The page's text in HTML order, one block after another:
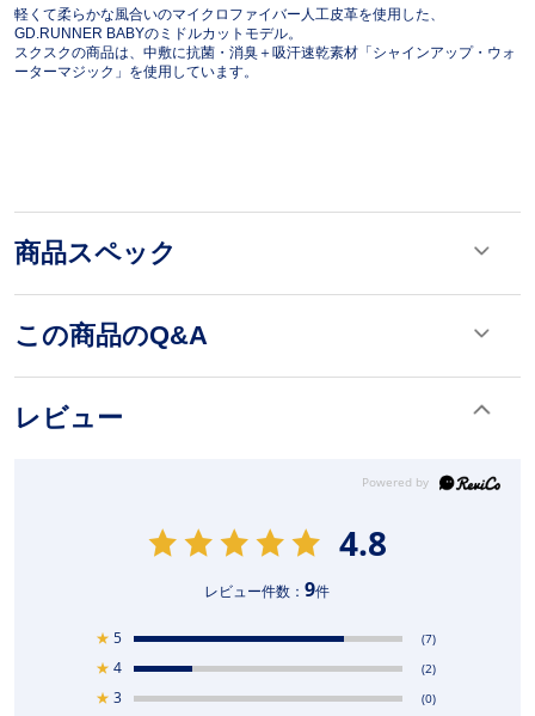
軽くて柔らかな風合いのマイクロファイバー人工皮革を使用した、
GD.RUNNER BABYのミドルカットモデル。
スクスクの商品は、中敷に抗菌・消臭＋吸汗速乾素材「シャインアップ・ウォ
ーターマジック」を使用しています。
商品スペック
この商品のQ&A
レビュー
4.8
レビュー件数：9件
★ 5 (7)
★ 4 (2)
★ 3 (0)